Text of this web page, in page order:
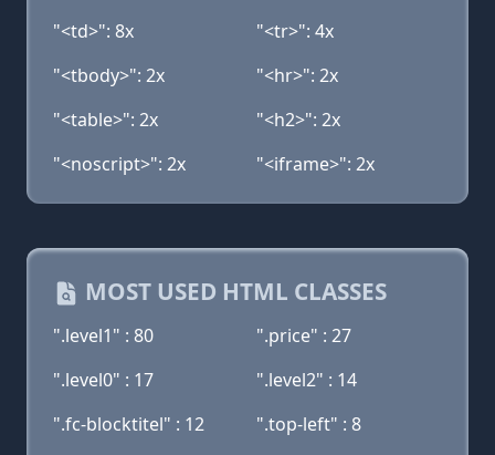
"<td>": 8x
"<tr>": 4x
"<tbody>": 2x
"<hr>": 2x
"<table>": 2x
"<h2>": 2x
"<noscript>": 2x
"<iframe>": 2x
MOST USED HTML CLASSES
".level1" : 80
".price" : 27
".level0" : 17
".level2" : 14
".fc-blocktitel" : 12
".top-left" : 8